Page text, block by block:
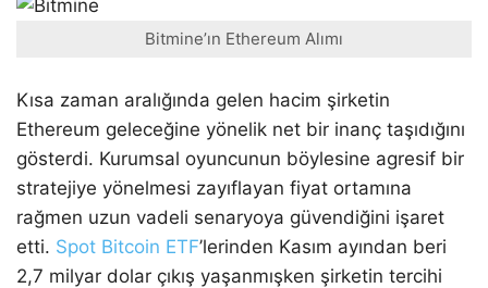
Bitmine’ın Ethereum Alımı
Kısa zaman aralığında gelen hacim şirketin
Ethereum geleceğine yönelik net bir inanç taşıdığını
gösterdi. Kurumsal oyuncunun böylesine agresif bir
stratejiye yönelmesi zayıflayan fiyat ortamına
rağmen uzun vadeli senaryoya güvendiğini işaret
etti. Spot Bitcoin ETF’lerinden Kasım ayından beri
2,7 milyar dolar çıkış yaşanmışken şirketin tercihi